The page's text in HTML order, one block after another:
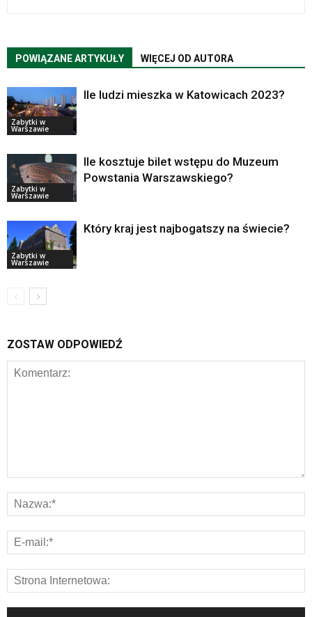
POWIĄZANE ARTYKUŁY WIĘCEJ OD AUTORA
Zabytki w
Warszawie
Ile ludzi mieszka w Katowicach 2023?
Zabytki w
Warszawie
Ile kosztuje bilet wstępu do Muzeum
Powstania Warszawskiego?
Zabytki w
Warszawie
Który kraj jest najbogatszy na świecie?
ZOSTAW ODPOWIEDŹ